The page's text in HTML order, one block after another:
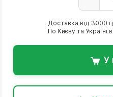
Доставка від 3000
По Києву та Україні
У